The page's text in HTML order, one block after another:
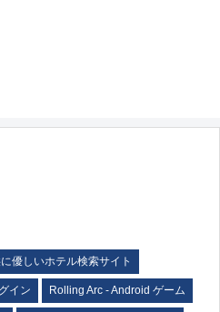
優しいホテル検索サイト
イン Rolling Arc - Android ゲーム